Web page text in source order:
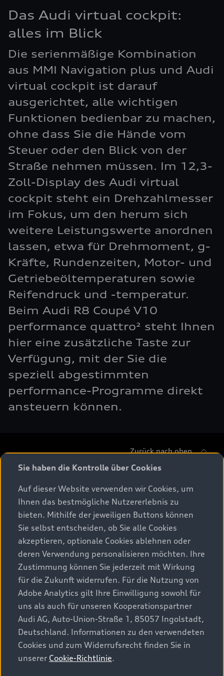
Das Audi virtual cockpit:
alles im Blick
Die serienmäßige Kombination
aus MMI Navigation plus und Audi
virtual cockpit ist darauf
ausgerichtet, alle wichtigen
Funktionen bedienbar zu machen,
ohne dass Sie die Hände vom
Steuer oder den Blick von der
Straße nehmen müssen. Im 12,3-
Zoll-Display des Audi virtual
cockpit steht ein Drehzahlmesser
im Fokus, um den herum sich
weitere Leistungswerte anordnen
lassen, etwa für Drehmoment, g-
Kräfte, Rundenzeiten, Motor- und
Getriebeöltemperaturen sowie
Reifendruck und -temperatur.
Beim Audi R8 Coupé V10
performance quattro² steht Ihnen
hier eine zusätzliche Taste zur
Verfügung, mit der Sie die
speziell abgestimmten
performance-Programme direkt
ansteuern können.
Zurück nach oben
Alle Modelle
Modelle vergleichen
Elektromodelle
Plug-in-Hybride
Beratung & Kauf
Aktuelle Angebote
Sofort verfügbare Neuwagen
Gebrauchtwagen
Audi Gebrauchtwagen :plus
Geschäftskunden
Audi exclusive
Service & Zubehör
Audi Original Zubehör
Audi Services
Audi digital services
myAudi
Garantie & Unterstützung
Kundenbereich
Kontakt
Audi Partner finden
Probefahrt anfragen
Audi Welt
Audi quattro Cup
Sie haben die Kontrolle über Cookies
Auf dieser Website verwenden wir Cookies, um
Ihnen das bestmögliche Nutzererlebnis zu
bieten. Mithilfe der jeweiligen Buttons können
Sie selbst entscheiden, ob Sie alle Cookies
akzeptieren, optionale Cookies ablehnen oder
deren Verwendung personalisieren möchten. Ihre
Zustimmung können Sie jederzeit mit Wirkung
für die Zukunft widerrufen. Für die Nutzung von
Adobe Analytics gilt Ihre Einwilligung sowohl für
uns als auch für unseren Kooperationspartner
Audi AG, Auto-Union-Straße 1, 85057 Ingolstadt,
Deutschland. Informationen zu den verwendeten
Cookies und zum Widerrufsrecht finden Sie in
unserer Cookie-Richtlinie.